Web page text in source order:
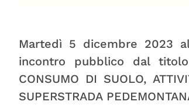
Martedì 5 dicembre 2023
incontro pubblico dal titolo
CONSUMO DI SUOLO,
SUPERSTRADA